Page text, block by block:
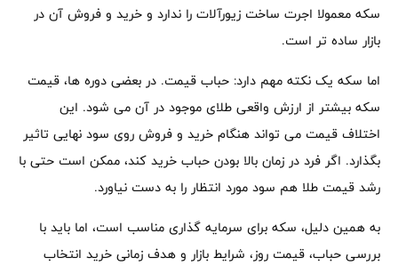
سکه معمولا اجرت ساخت زیورآلات را ندارد و خرید و فروش آن در
بازار ساده تر است.
اما سکه یک نکته مهم دارد: حباب قیمت. در بعضی دوره ها، قیمت
سکه بیشتر از ارزش واقعی طلای موجود در آن می شود. این
اختلاف قیمت می تواند هنگام خرید و فروش روی سود نهایی تاثیر
بگذارد. اگر فرد در زمان بالا بودن حباب خرید کند، ممکن است حتی با
رشد قیمت طلا هم سود مورد انتظار را به دست نیاورد.
به همین دلیل، سکه برای سرمایه گذاری مناسب است، اما باید با
بررسی حباب، قیمت روز، شرایط بازار و هدف زمانی خرید انتخاب